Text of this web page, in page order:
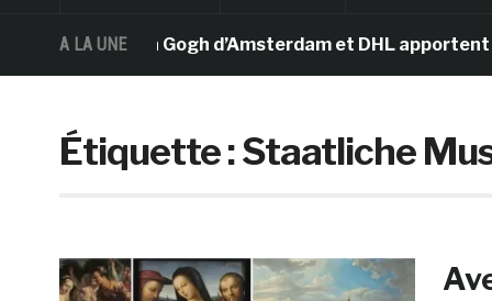
A LA UNE
musée Van Gogh d’Amsterdam et DHL apportent l’art
Étiquette :Staatliche